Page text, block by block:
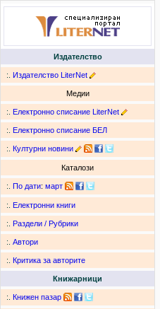
Издателство
:. Издателство LiterNet
Медии
:. Електронно списание LiterNet
:. Електронно списание БЕЛ
:. Културни новини
Каталози
:. По дати: март
:. Електронни книги
:. Раздели / Рубрики
:. Автори
:. Критика за авторите
Книжарници
:. Книжен пазар